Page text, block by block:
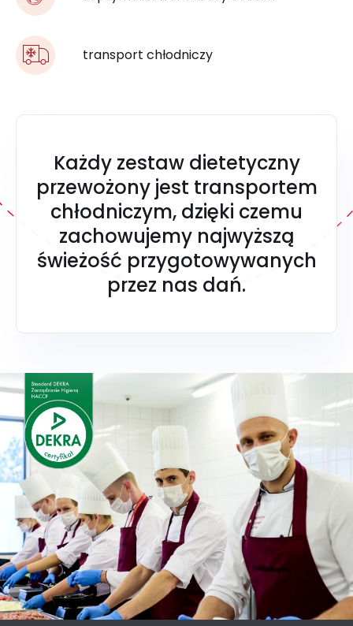
transport chłodniczy
Każdy zestaw dietetyczny
przewożony jest transportem
chłodniczym, dzięki czemu
zachowujemy najwyższą
świeżość przygotowywanych
przez nas dań.